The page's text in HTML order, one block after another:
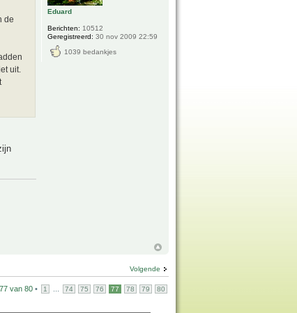
de
uit.
Eduard
Berichten: 10512
Geregistreerd: 30 nov 2009 22:59
1039 bedankjes
Volgende
77 van 80 • 1 74 75 76 77 78 79 80